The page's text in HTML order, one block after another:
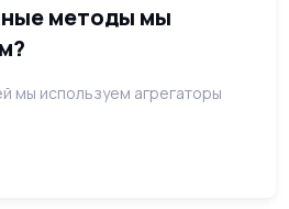
методы мы
мы используем агрегаторы